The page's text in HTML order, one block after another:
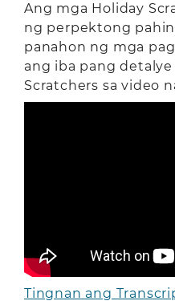
Ang mga Holiday
ng perpektong
panahon ng mga
ang iba pang
Scratchers sa video
Tingnan ang